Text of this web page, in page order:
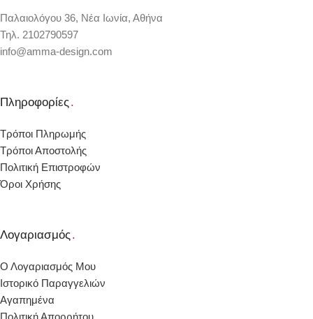
Παλαιολόγου 36, Νέα Ιωνία, Αθήνα
Τηλ. 2102790597
info@amma-design.com
Πληροφορίες.
Τρόποι Πληρωμής
Τρόποι Αποστολής
Πολιτική Επιστροφών
Όροι Χρήσης
Λογαριασμός.
Ο Λογαριασμός Μου
Ιστορικό Παραγγελιών
Αγαπημένα
Πολιτική Απορρήτου